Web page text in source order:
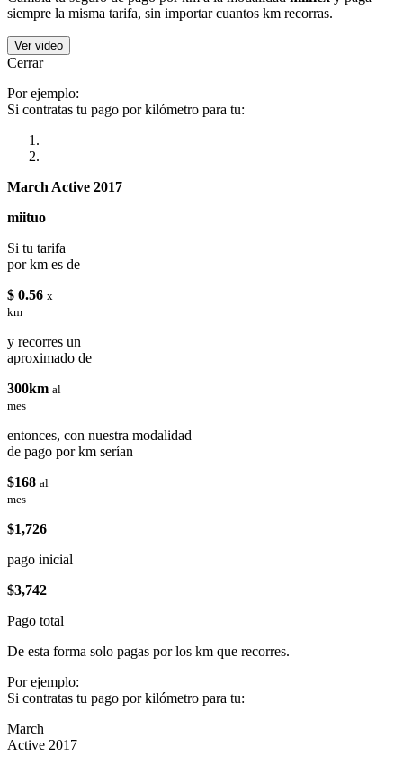
siempre la misma tarifa, sin importar cuantos km recorras.
Ver video
Cerrar
Por ejemplo:
Si contratas tu pago por kilómetro para tu:
March Active 2017
miituo
Si tu tarifa
por km es de
$ 0.56 x
km
y recorres un
aproximado de
300km al
mes
entonces, con nuestra modalidad
de pago por km serían
$168 al
mes
$1,726
pago inicial
$3,742
Pago total
De esta forma solo pagas por los km que recorres.
Por ejemplo:
Si contratas tu pago por kilómetro para tu:
March
Active 2017